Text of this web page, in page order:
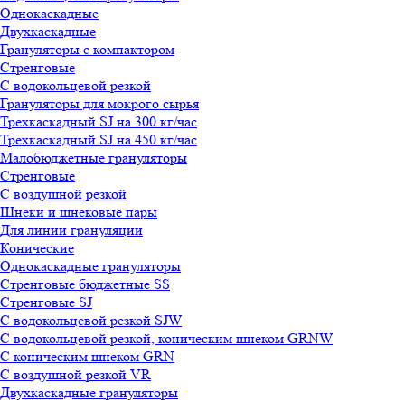
Однокаскадные
Двухкаскадные
Грануляторы с компактором
Стренговые
С водокольцевой резкой
Грануляторы для мокрого сырья
Трехкаскадный SJ на 300 кг/час
Трехкаскадный SJ на 450 кг/час
Малобюджетные грануляторы
Стренговые
С воздушной резкой
Шнеки и шнековые пары
Для линии грануляции
Конические
Однокаскадные грануляторы
Стренговые бюджетные SS
Стренговые SJ
С водокольцевой резкой SJW
С водокольцевой резкой, коническим шнеком GRNW
С коническим шнеком GRN
С воздушной резкой VR
Двухкаскадные грануляторы